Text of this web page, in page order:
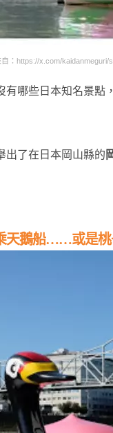
自：https://x.com/kaidanmeguri/
哪些日本知名景點
出了在日本岡山縣的
天鵝船……或是桃